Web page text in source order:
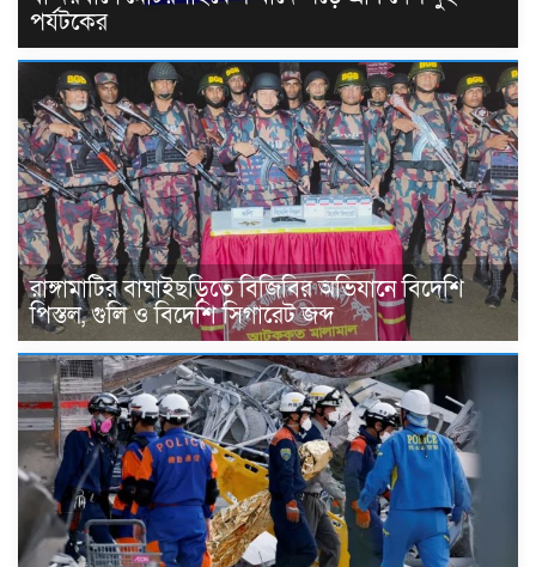
পর্যটকের
রাঙ্গামাটির বাঘাইছড়িতে বিজিবির অভিযানে বিদেশি
পিস্তল, গুলি ও বিদেশি সিগারেট জব্দ